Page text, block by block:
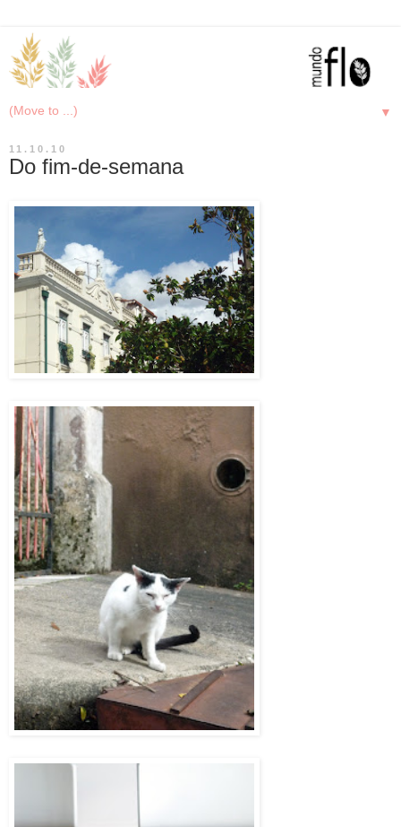
▼
11.10.10
Do fim-de-semana